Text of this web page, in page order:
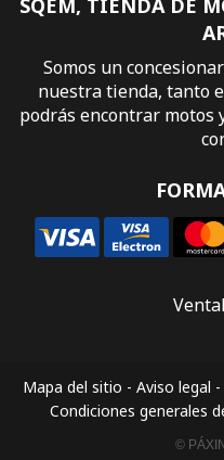
Somos un
nuestra tienda, tanto
podrás encontrar motos
Venta
Mapa del sitio - Aviso legal -
Condiciones generales
©